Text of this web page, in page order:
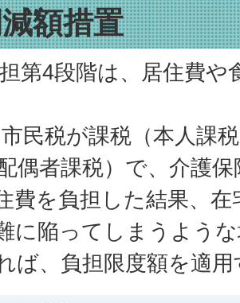
額措置
第4段階は、居住費や
民税が課税（本人課
偶者課税）で、介護
費を負担した結果、
に陥ってしまうよう
ば、負担限度額を適